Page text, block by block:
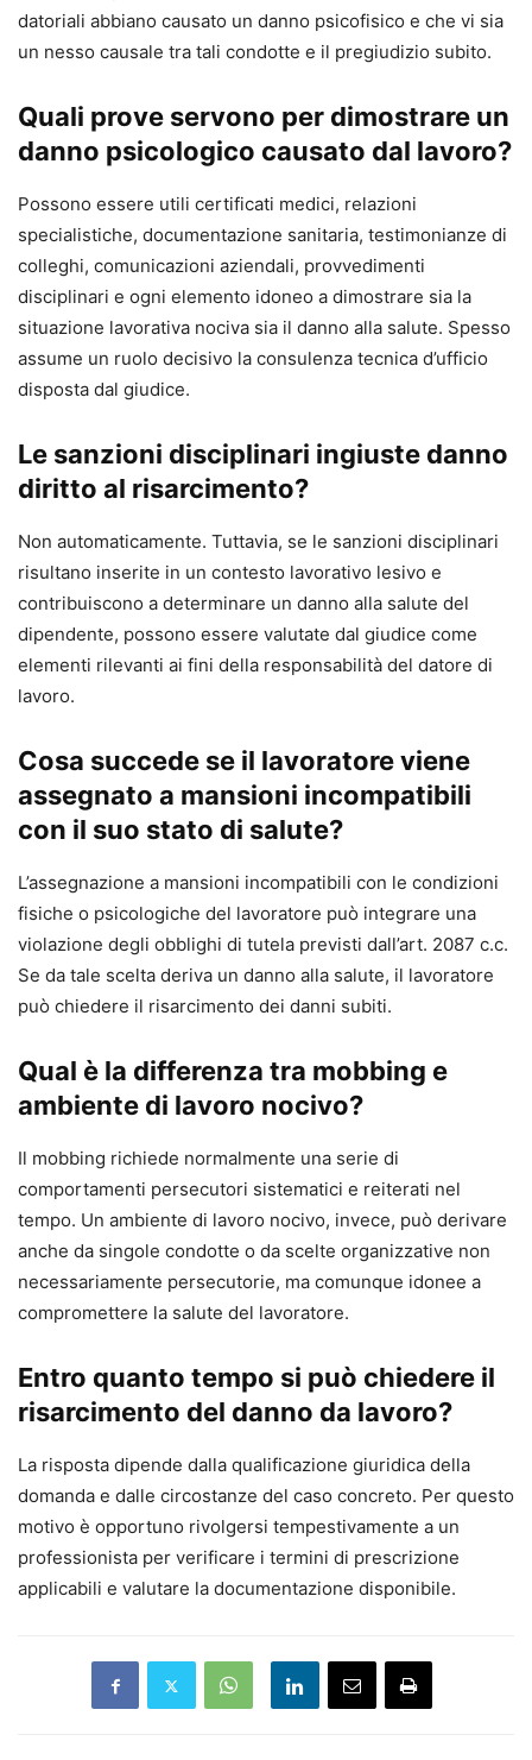
datoriali abbiano causato un danno psicofisico e che vi sia
un nesso causale tra tali condotte e il pregiudizio subito.
Quali prove servono per dimostrare un
danno psicologico causato dal lavoro?
Possono essere utili certificati medici, relazioni
specialistiche, documentazione sanitaria, testimonianze di
colleghi, comunicazioni aziendali, provvedimenti
disciplinari e ogni elemento idoneo a dimostrare sia la
situazione lavorativa nociva sia il danno alla salute. Spesso
assume un ruolo decisivo la consulenza tecnica d’ufficio
disposta dal giudice.
Le sanzioni disciplinari ingiuste danno
diritto al risarcimento?
Non automaticamente. Tuttavia, se le sanzioni disciplinari
risultano inserite in un contesto lavorativo lesivo e
contribuiscono a determinare un danno alla salute del
dipendente, possono essere valutate dal giudice come
elementi rilevanti ai fini della responsabilità del datore di
lavoro.
Cosa succede se il lavoratore viene
assegnato a mansioni incompatibili
con il suo stato di salute?
L’assegnazione a mansioni incompatibili con le condizioni
fisiche o psicologiche del lavoratore può integrare una
violazione degli obblighi di tutela previsti dall’art. 2087 c.c.
Se da tale scelta deriva un danno alla salute, il lavoratore
può chiedere il risarcimento dei danni subiti.
Qual è la differenza tra mobbing e
ambiente di lavoro nocivo?
Il mobbing richiede normalmente una serie di
comportamenti persecutori sistematici e reiterati nel
tempo. Un ambiente di lavoro nocivo, invece, può derivare
anche da singole condotte o da scelte organizzative non
necessariamente persecutorie, ma comunque idonee a
compromettere la salute del lavoratore.
Entro quanto tempo si può chiedere il
risarcimento del danno da lavoro?
La risposta dipende dalla qualificazione giuridica della
domanda e dalle circostanze del caso concreto. Per questo
motivo è opportuno rivolgersi tempestivamente a un
professionista per verificare i termini di prescrizione
applicabili e valutare la documentazione disponibile.